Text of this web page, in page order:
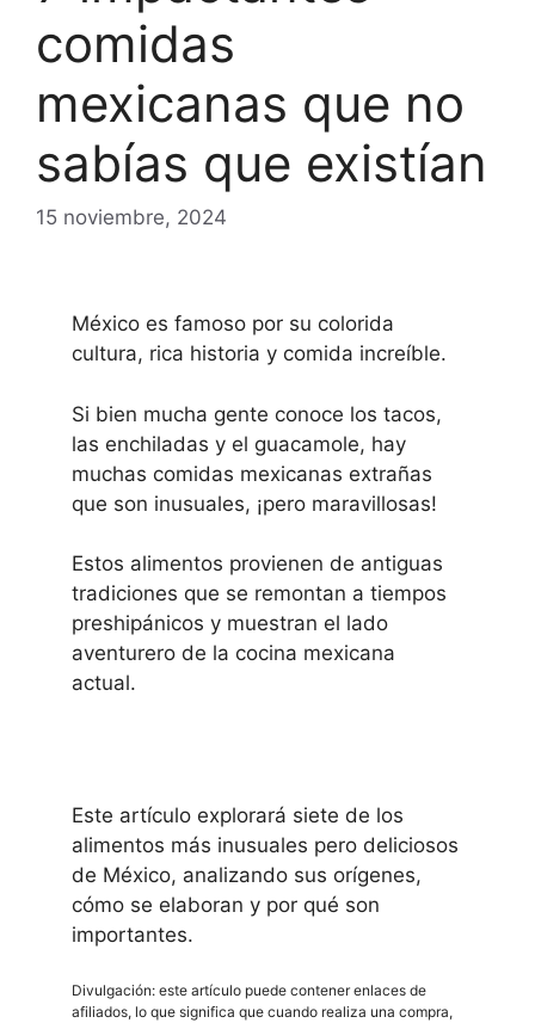
comidas
mexicanas que no
sabías que existían
15 noviembre, 2024
México es famoso por su colorida
cultura, rica historia y comida increíble.
Si bien mucha gente conoce los tacos,
las enchiladas y el guacamole, hay
muchas comidas mexicanas extrañas
que son inusuales, ¡pero maravillosas!
Estos alimentos provienen de antiguas
tradiciones que se remontan a tiempos
preshipánicos y muestran el lado
aventurero de la cocina mexicana
actual.
Este artículo explorará siete de los
alimentos más inusuales pero deliciosos
de México, analizando sus orígenes,
cómo se elaboran y por qué son
importantes.
Divulgación: este artículo puede contener enlaces de
afiliados, lo que significa que cuando realiza una compra,